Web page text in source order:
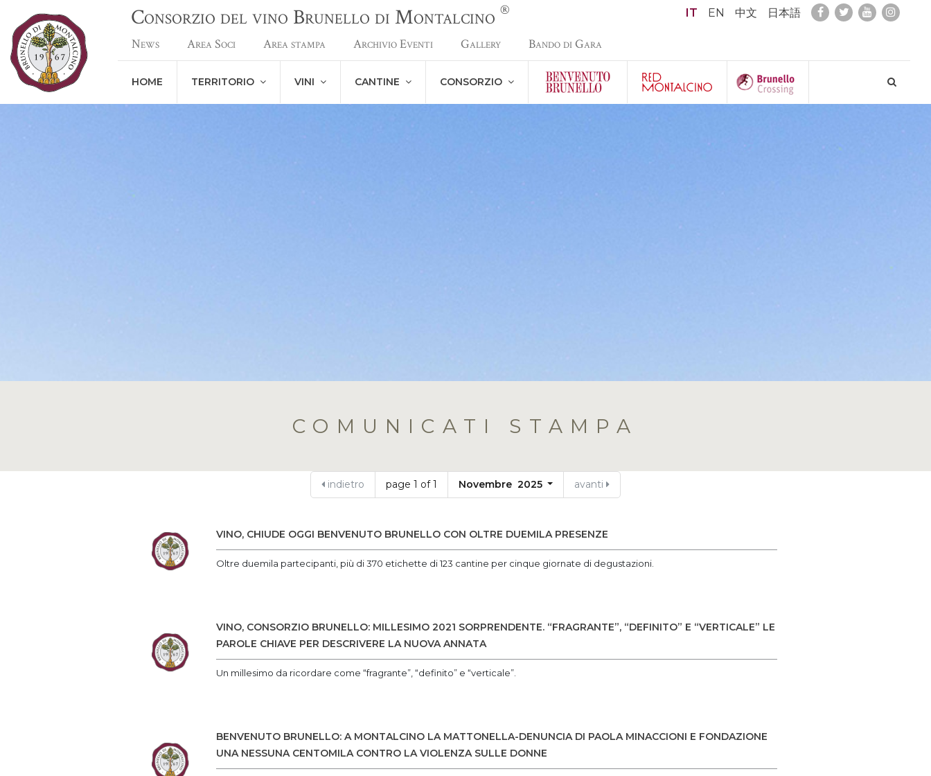
Consorzio del vino Brunello di Montalcino ® IT EN 中文 日本語
News Area Soci Area stampa Archivio Eventi Gallery Bando di Gara
HOME TERRITORIO VINI CANTINE CONSORZIO
COMUNICATI STAMPA
indietro page 1 of 1 Novembre 2025 avanti
VINO, CHIUDE OGGI BENVENUTO BRUNELLO CON OLTRE DUEMILA PRESENZE
Oltre duemila partecipanti, più di 370 etichette di 123 cantine per cinque giornate di degustazioni.
VINO, CONSORZIO BRUNELLO: MILLESIMO 2021 SORPRENDENTE. “FRAGRANTE”, “DEFINITO” E “VERTICALE” LE
PAROLE CHIAVE PER DESCRIVERE LA NUOVA ANNATA
Un millesimo da ricordare come “fragrante”, “definito” e “verticale”.
BENVENUTO BRUNELLO: A MONTALCINO LA MATTONELLA-DENUNCIA DI PAOLA MINACCIONI E FONDAZIONE
UNA NESSUNA CENTOMILA CONTRO LA VIOLENZA SULLE DONNE